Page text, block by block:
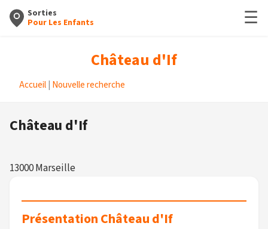
Sorties
Pour Les Enfants
☰
Château d'If
Accueil Nouvelle recherche
Château d'If
13000 Marseille
Présentation Château d'If